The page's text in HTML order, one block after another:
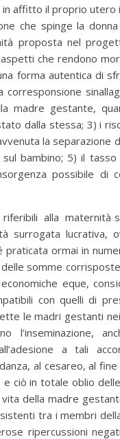
affitto il proprio utero
che spinge la
proposta nel
che rendono
forma autentica di
madre gestante,
dalla stessa; 3) i
la separazione
bambino; 5) il
possibile di
alla maternità
surrogata lucrativa,
ormai in
somme
eque,
con quelli di
le madri gestanti
l’inseminazione,
a tali
al cesareo, al
ciò in totale oblio
della madre
tra i membri
ripercussioni